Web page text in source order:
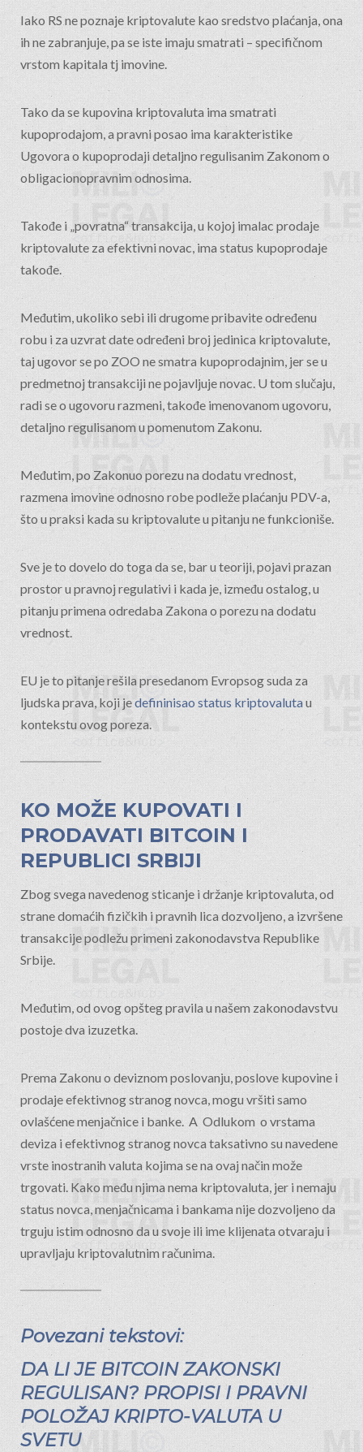
Iako RS ne poznaje kriptovalute kao sredstvo plaćanja, ona
ih ne zabranjuje, pa se iste imaju smatrati – specifičnom
vrstom kapitala tj imovine.
Tako da se kupovina kriptovaluta ima smatrati
kupoprodajom, a pravni posao ima karakteristike
Ugovora o kupoprodaji detaljno regulisanim Zakonom o
obligacionopravnim odnosima.
Takođe i „povratna“ transakcija, u kojoj imalac prodaje
kriptovalute za efektivni novac, ima status kupoprodaje
takođe.
Međutim, ukoliko sebi ili drugome pribavite određenu
robu i za uzvrat date određeni broj jedinica kriptovalute,
taj ugovor se po ZOO ne smatra kupoprodajnim, jer se u
predmetnoj transakciji ne pojavljuje novac. U tom slučaju,
radi se o ugovoru razmeni, takođe imenovanom ugovoru,
detaljno regulisanom u pomenutom Zakonu.
Međutim, po Zakonuo porezu na dodatu vrednost,
razmena imovine odnosno robe podleže plaćanju PDV-a,
što u praksi kada su kriptovalute u pitanju ne funkcioniše.
Sve je to dovelo do toga da se, bar u teoriji, pojavi prazan
prostor u pravnoj regulativi i kada je, između ostalog, u
pitanju primena odredaba Zakona o porezu na dodatu
vrednost.
EU je to pitanje rešila presedanom Evropsog suda za
ljudska prava, koji jedefininisao status kriptovalutau
kontekstu ovog poreza.
KO MOŽE KUPOVATI I
PRODAVATI BITCOIN I
REPUBLICI SRBIJI
Zbog svega navedenog sticanje i držanje kriptovaluta, od
strane domaćih fizičkih i pravnih lica dozvoljeno, a izvršene
transakcije podležu primeni zakonodavstva Republike
Srbije.
Međutim, od ovog opšteg pravila u našem zakonodavstvu
postoje dva izuzetka.
Prema Zakonu o deviznom poslovanju, poslove kupovine i
prodaje efektivnog stranog novca, mogu vršiti samo
ovlašćene menjačnice i banke. A Odlukom o vrstama
deviza i efektivnog stranog novca taksativno su navedene
vrste inostranih valuta kojima se na ovaj način može
trgovati. Kako među njima nema kriptovaluta, jer i nemaju
status novca, menjačnicama i bankama nije dozvoljeno da
trguju istim odnosno da u svoje ili ime klijenata otvaraju i
upravljaju kriptovalutnim računima.
Povezani tekstovi:
DA LI JE BITCOIN ZAKONSKI
REGULISAN? PROPISI I PRAVNI
POLOŽAJ KRIPTO-VALUTA U
SVETU